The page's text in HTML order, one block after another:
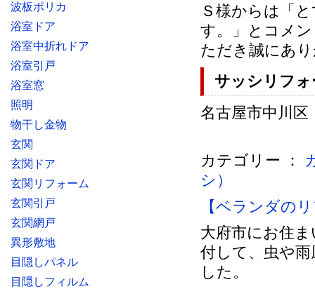
Ｓ様からは「
す。」とコメ
ただき誠にあ
サッシリフ
名古屋市中川
カテゴリー ：
シ）
【ベランダの
大府市にお住
付して、虫や
した。
波板ポリカ
浴室ドア
浴室中折れドア
浴室引戸
浴室窓
照明
物干し金物
玄関
玄関ドア
玄関リフォーム
玄関引戸
玄関網戸
異形敷地
目隠しパネル
目隠しフィルム